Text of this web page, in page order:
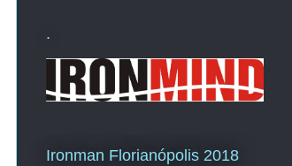
.
Ironman Florianópolis 2018